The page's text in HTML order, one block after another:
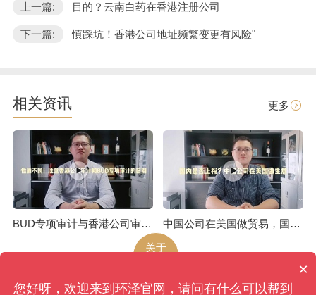
上一篇: 目的？云南白药在香港注册公司
下一篇: 慎踩坑！香港公司地址频繁变更有风险"
相关资讯 更多
BUD专项审计与香港公司审计是不一样的
中国公司在美国做贸易，国内是否上税呢
关于
环泽版权所有 网站地图
×
您好呀，欢迎来到环泽官网，请问有什么可以帮到